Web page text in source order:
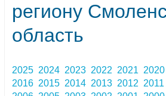
региону
область
2025 2024 2023 2022 2021 2020
2016 2015 2014 2013 2012 2011